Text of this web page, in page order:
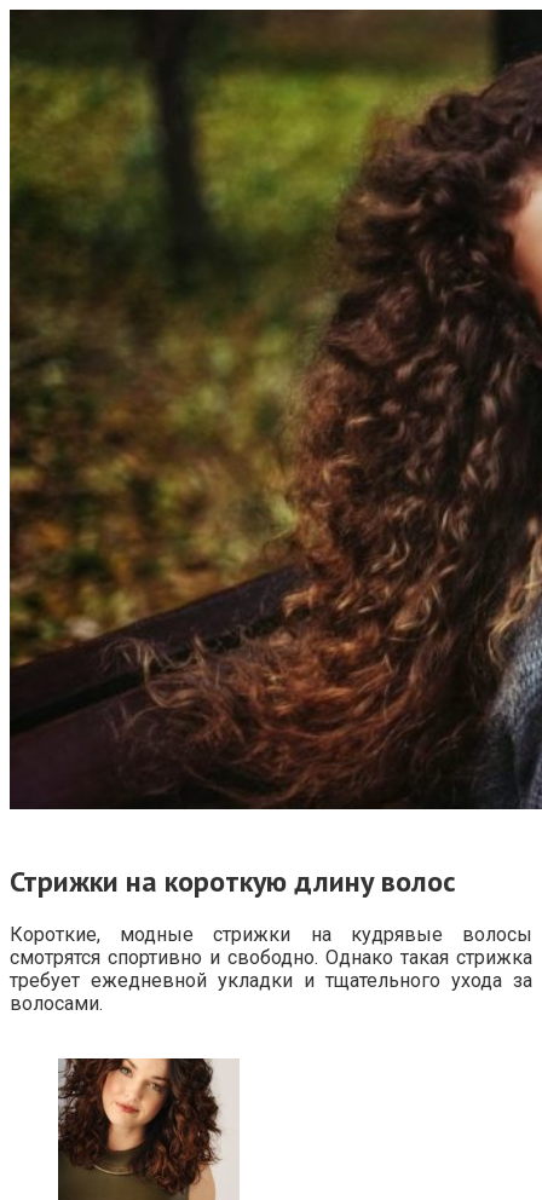
Стрижки на короткую длину волос
Короткие, модные стрижки на кудрявые волосы
смотрятся спортивно и свободно. Однако такая стрижка
требует ежедневной укладки и тщательного ухода за
волосами.